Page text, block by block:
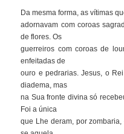
Da mesma forma, as vítimas
adornavam com coroas
de flores. Os
guerreiros com coroas de
enfeitadas de
ouro e pedrarias. Jesus, o
diadema, mas
na Sua fronte divina só
Foi a única
que Lhe deram, por